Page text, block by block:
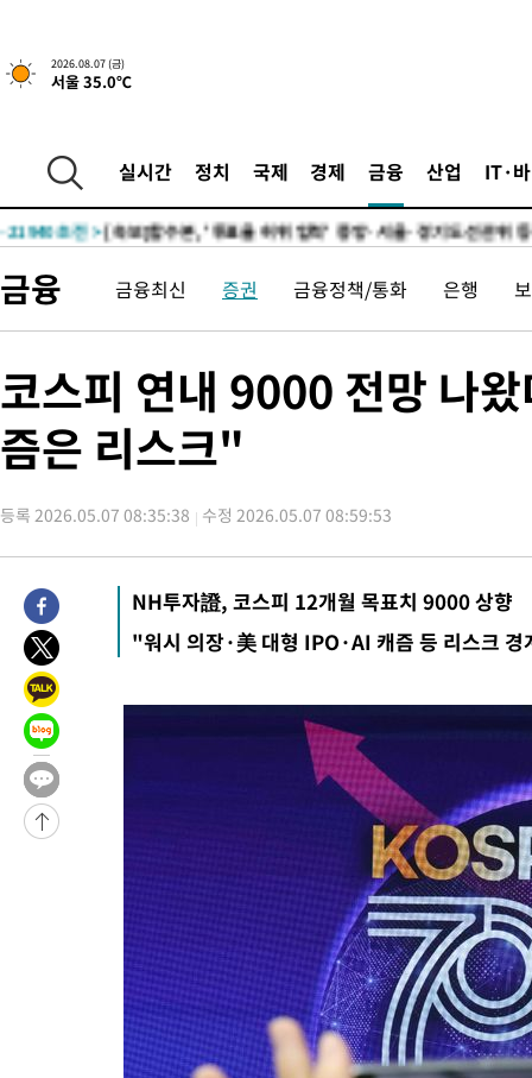
2026.08.07 (금)
서울 35.0℃
실시간 정치 국제 경제 금융 산업 IT·
-28502초 전 >[속보]종합특검, '관저이전 봐주기 감사' 유병호 구속기소
-25102초 전 >민주 콩고 에볼라환자 4천명 돌파, 4053명 발생 1850명 사망
-23546초 전 >
"미 전국적 살모네라 식중독 원인은 멕시코산 할라피뇨"--
-22059초 전 >
-21940초 전 >[속보]합수본, '투표율 허위 입력' 중앙·서울·경기도 선관위
-21491초 전 >
[속보]삼성전자·SK하이닉스 동반 강보합…1%대 상승 출발
-21477초 전 >[속보]코스닥, 5.95포인트(0.74%) 상승한 807.62개장
-18610초 전 > 시리아 다마스쿠스 교외에서 미니버스 폭발.. 14명 부상, 3명
태
-17908초 전 >입추에도 극한더위…서울 낮 39도 '폭염중대경보'
-12872초 전 >이란, 호르무즈서 "적국 목표물들"과 대치로 남부 케슘섬에서
발효
-9738초 전 >[속보]트럼프, 美 원정출산 금지 행정명령 서명
-7438초 전 >[속보] 뉴욕증시, 일제 하락 마감…나스닥 0.06%↓
-31496초 전 >
[속보] 7월 중국 수출 23.9%↑ 수입 27.5%↑…무역총액
25.3%↑
-28656초 전 >
[속보]'채상병 순직 책임' 임성근, 항소심도 징역 3년
-28522초 전 >
[속보]종합특검, '관저이전 봐주기 감사' 유병호 구속기소
-25122초 전 >
-24372초 전 >
[속보]'300억원대 사기 혐의' 차가원 대표 구속 송치
-23566초 전 >
"미 전국적 살모네라 식중독 원인은 멕시코산 할라피뇨"--
-22079초 전 >
[속보]경찰·노동부, HL만도 평택사업장 끼임 사망 관련 압수
-21960초 전 >
[속보]합수본, '투표율 허위 입력' 중앙·서울·경기도 선관위
[속보]원·달러 환율, 오전 9시 1423.8원
[속보]삼성전자·SK하이닉스 동반 강보합…1%대 상승 출발
[속보]코스닥, 5.95포인트(0.74%) 상승한 807.62개장
[속보]코스피, 6300선 재탈환…1.09% 오른 6365.07 개장
시리아 다마스쿠스 교외에서 미니버스 폭발.. 14명 부상, 3명
입추에도 극한더위…서울 낮 39도 '폭염중대경보'
이란, 호르무즈서 "적국 목표물들"과 대치로 남부 케슘섬에서
금융 금융최신 증권 금융정책/통화 은행
코스피 연내 9000 전망 나
즘은 리스크"
등록 2026.05.07 08:35:38 수정 2026.05.07 08:59:53
NH투자證, 코스피 12개월 목표치 9000 상향
"워시 의장·美 대형 IPO·AI 캐즘 등 리스크